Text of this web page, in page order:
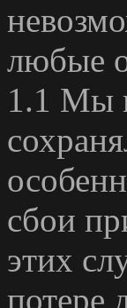
любые
1.1 Мы
сбои
этих
потере